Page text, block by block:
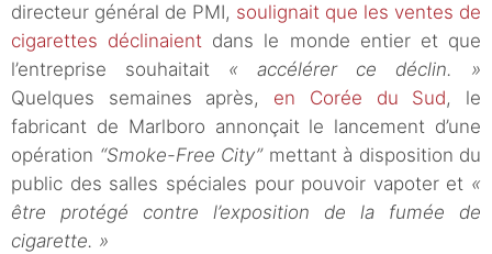
directeur général de PMI, soulignait que les ventes de
cigarettes déclinaient dans le monde entier et que
l’entreprise souhaitait « accélérer ce déclin. »
Quelques semaines après, en Corée du Sud, le
fabricant de Marlboro annonçait le lancement d’une
opération “Smoke-Free City”mettant à disposition du
public des salles spéciales pour pouvoir vapoter et «
être protégé contre l’exposition de la fumée de
cigarette. »